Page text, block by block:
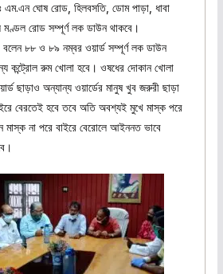
এম.এন ঘোষ রোড, হিলবসতি, ডোম পাড়া, ধাবা
রোড সম্পূর্ণ লক ডাউন থাকবে।
বলেন ৮৮ ও ৮৯ নম্বর ওয়ার্ড সম্পূর্ণ লক ডাউন
কন্ট্রোল রুম খোলা হবে। ওষধের দোকান খোলা
ছাড়াও অন্যান্য ওয়ার্ডের মানুষ খুব জরুরী ছাড়া
বেরতেই হবে তবে অতি অবশ্যই মুখে মাস্ক পরে
না পরে বাইরে বেরোলে আইননত ভাবে